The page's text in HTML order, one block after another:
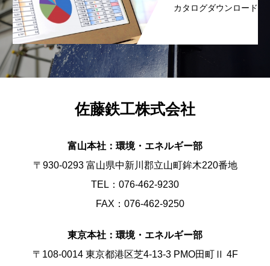
カタログダウンロード
佐藤鉄工株式会社
富山本社：環境・エネルギー部
〒930-0293 富山県中新川郡立山町鉾木220番地
TEL：076-462-9230
FAX：076-462-9250
東京本社：環境・エネルギー部
〒108-0014 東京都港区芝4-13-3 PMO田町Ⅱ 4F